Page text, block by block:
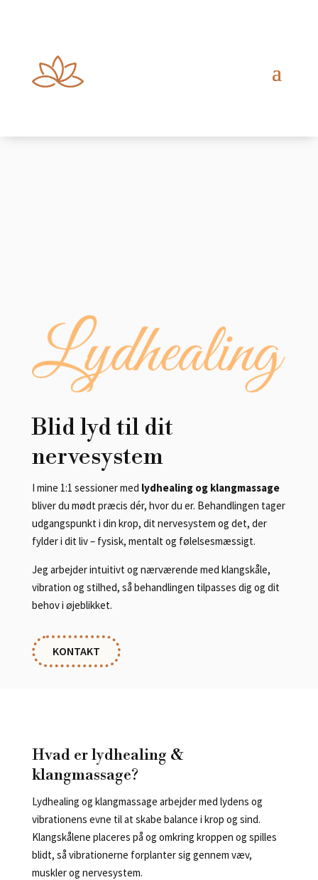
Blid lyd til dit
nervesystem
I mine 1:1 sessioner med lydhealing og klangmassage
bliver du mødt præcis dér, hvor du er. Behandlingen tager
udgangspunkt i din krop, dit nervesystem og det, der
fylder i dit liv – fysisk, mentalt og følelsesmæssigt.
Jeg arbejder intuitivt og nærværende med klangskåle,
vibration og stilhed, så behandlingen tilpasses dig og dit
behov i øjeblikket.
KONTAKT
Hvad er lydhealing &
klangmassage?
Lydhealing og klangmassage arbejder med lydens og
vibrationens evne til at skabe balance i krop og sind.
Klangskålene placeres på og omkring kroppen og spilles
blidt, så vibrationerne forplanter sig gennem væv,
muskler og nervesystem.